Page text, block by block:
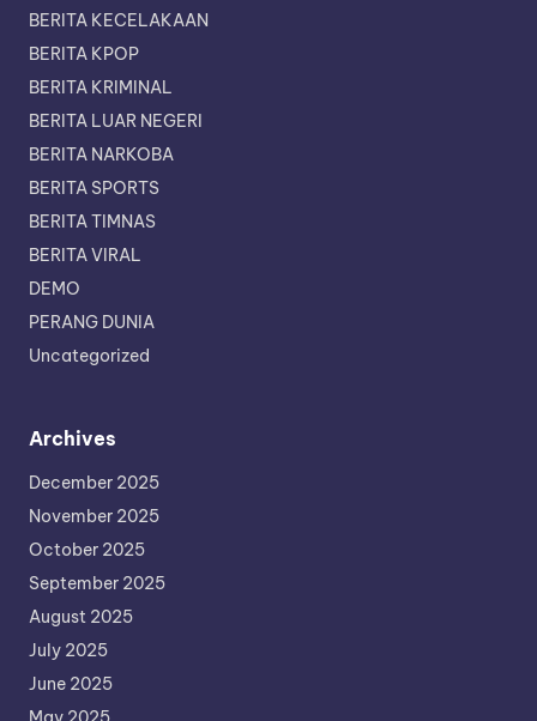
BERITA KECELAKAAN
BERITA KPOP
BERITA KRIMINAL
BERITA LUAR NEGERI
BERITA NARKOBA
BERITA SPORTS
BERITA TIMNAS
BERITA VIRAL
DEMO
PERANG DUNIA
Uncategorized
Archives
December 2025
November 2025
October 2025
September 2025
August 2025
July 2025
June 2025